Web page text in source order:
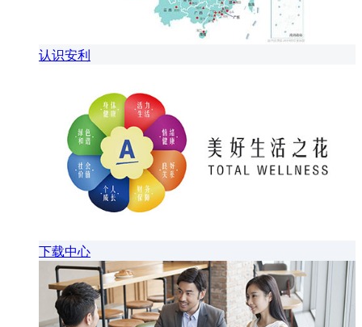
认识安利
下载中心